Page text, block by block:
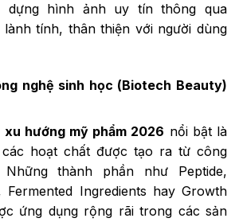
dựng hình ảnh uy tín thông qua
lành tính, thân thiện với người dùng
nghệ sinh học (Biotech Beauty)
xu hướng mỹ phẩm 2026 nổi bật là
hoạt chất được tạo ra từ công
thành phần như Peptide,
Fermented Ingredients hay Growth
ứng dụng rộng rãi trong các sản